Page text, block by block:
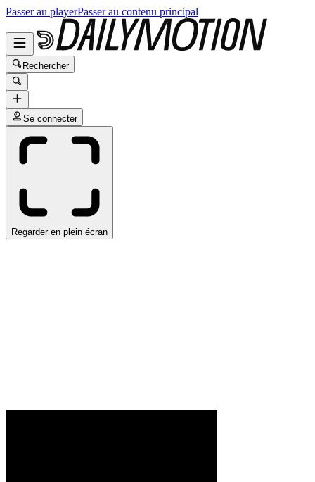
Passer au playerPasser au contenu principal
Rechercher
Se connecter
Regarder en plein écran